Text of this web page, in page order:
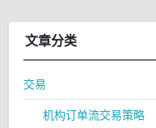
文章分类
交易
机构订单流交易策略